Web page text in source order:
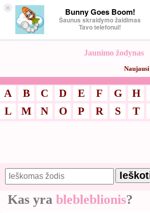
× Bunny Goes Boom!
Šaunus skraidymo žaidimas
Tavo telefonui!
Jaunimo žodynas
Naujausi
A B C D E F G H
L
M N O P R S T
Kas yra blebleblionis?